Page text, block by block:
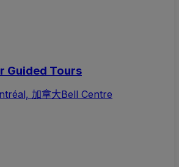
Guided Tours
加拿大Bell Centre